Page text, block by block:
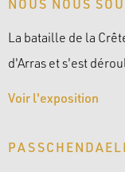
NOUS NOUS
La bataille de la
d'Arras et s'est
Voir l'exposition